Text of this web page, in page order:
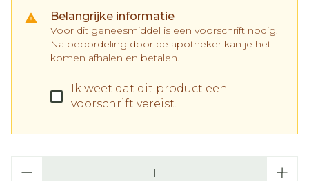
Belangrijke informatie
Voor dit geneesmiddel is een voorschrift nodig.
Na beoordeling door de apotheker kan je het
komen afhalen en betalen.
Ik weet dat dit product een
voorschrift vereist.